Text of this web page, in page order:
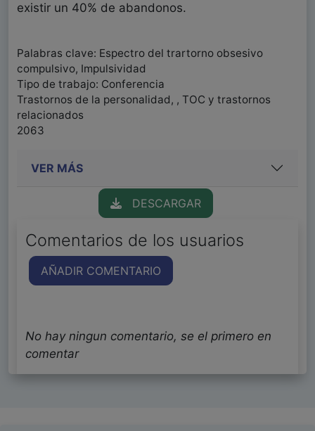
existir un 40% de abandonos.
Palabras clave: Espectro del trartorno obsesivo
compulsivo, Impulsividad
Tipo de trabajo: Conferencia
Trastornos de la personalidad, , TOC y trastornos
relacionados
2063
VER MÁS
DESCARGAR
Comentarios de los usuarios
AÑADIR COMENTARIO
No hay ningun comentario, se el primero en
comentar